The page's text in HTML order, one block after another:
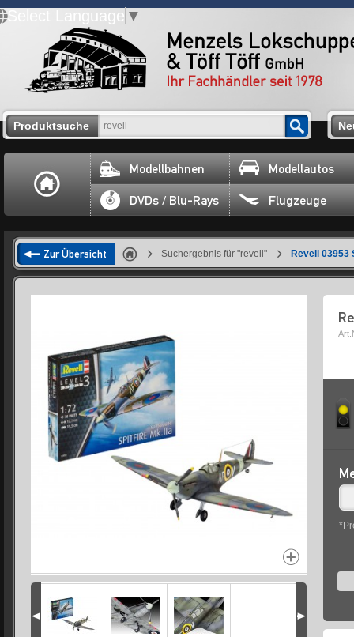
Select Language ▼
Produktsuche
Modellbahnen Modellautos
DVDs / Blu-Rays Flugzeuge
Zur Übersicht Suchergebnis für "revell" Revell 03953